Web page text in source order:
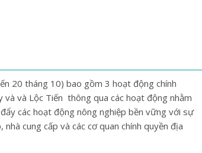
20 tháng 10) bao gồm 3 hoạt động chính
và và Lộc Tiến thông qua các hoạt động nhằm
các hoạt động nông nghiệp bền vững với sự
cung cấp và các cơ quan chính quyền địa